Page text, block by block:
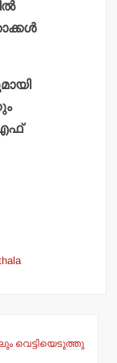
വെട്ടിയെടുത്തു